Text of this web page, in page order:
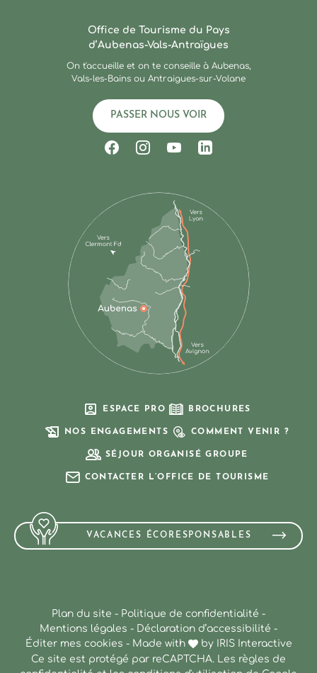
Office de Tourisme du Pays
d’Aubenas-Vals-Antraïgues
On t'accueille et on te conseille à Aubenas,
Vals-les-Bains ou Antraigues-sur-Volane
PASSER NOUS VOIR
Suivez-nous sur Facebook
Suivez-nous sur Instagram
Suivez-nous sur
Suivez-nous sur
ESPACE PRO BROCHURES
NOS ENGAGEMENTS COMMENT VENIR ?
SÉJOUR ORGANISÉ GROUPE
CONTACTER L’OFFICE DE TOURISME
VACANCES ÉCORESPONSABLES
Plan du site - Politique de confidentialité -
Mentions légales - Déclaration d’accessibilité -
Éditer mes cookies - Made with by
IRIS Interactive
Ce site est protégé par reCAPTCHA. Les règles de